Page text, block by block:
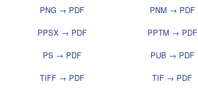
PNG → PDF PNM → PDF
PPSX → PDF PPTM → PDF
PS → PDF PUB → PDF
TIFF → PDF TIF → PDF